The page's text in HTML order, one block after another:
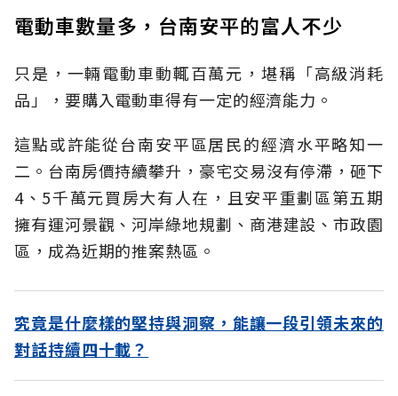
電動車數量多，台南安平的富人不少
只是，一輛電動車動輒百萬元，堪稱「高級消耗
品」，要購入電動車得有一定的經濟能力。
這點或許能從台南安平區居民的經濟水平略知一
二。台南房價持續攀升，豪宅交易沒有停滯，砸下
4、5千萬元買房大有人在，且安平重劃區第五期
擁有運河景觀、河岸綠地規劃、商港建設、市政園
區，成為近期的推案熱區。
究竟是什麼樣的堅持與洞察，能讓一段引領未來的
對話持續四十載？